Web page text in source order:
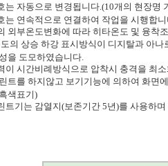
는 자동으로 변경됩니다.(10개의 현장명
는 연속적으로 연결하여 작업을 시행합니
외부온도변화에 따라 히타온도 및 융착
의 상승 하강 표시방식이 디지탈과 아
을 도모하였습니다.
이 시간비례방식으로 압착시 충격을 최
트를 하지않고 보기기능에 의하여 화면
색표기)
트기는 감열지(보존기간 5년)를 사용하